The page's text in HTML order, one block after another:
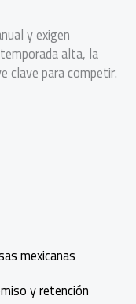
y exigen
alta, la
clave para competir.
mexicanas
y retención